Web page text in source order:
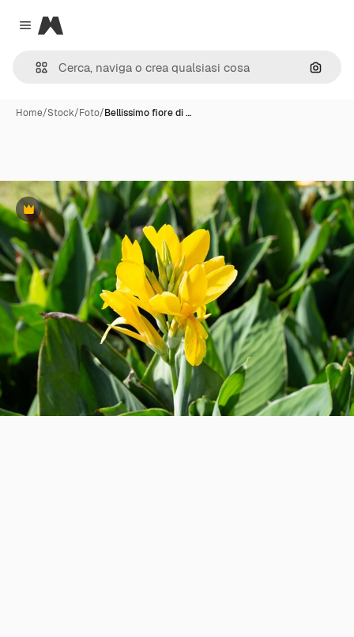
Close menu
Magnific
Cerca
Home/Stock/Foto/Bellissimo fiore di …
Premium